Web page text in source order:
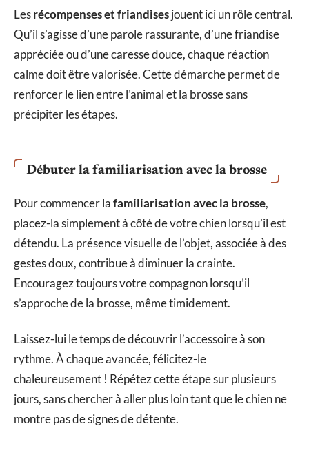
Lesrécompenses et friandisesjouent ici un rôle central.
Qu’il s’agisse d’une parole rassurante, d’une friandise
appréciée ou d’une caresse douce, chaque réaction
calme doit être valorisée. Cette démarche permet de
renforcer le lien entre l’animal et la brosse sans
précipiter les étapes.
Débuter la familiarisation avec la brosse
Pour commencer lafamiliarisation avec la brosse,
placez-la simplement à côté de votre chien lorsqu’il est
détendu. La présence visuelle de l’objet, associée à des
gestes doux, contribue à diminuer la crainte.
Encouragez toujours votre compagnon lorsqu’il
s’approche de la brosse, même timidement.
Laissez-lui le temps de découvrir l’accessoire à son
rythme. À chaque avancée, félicitez-le
chaleureusement ! Répétez cette étape sur plusieurs
jours, sans chercher à aller plus loin tant que le chien ne
montre pas de signes de détente.